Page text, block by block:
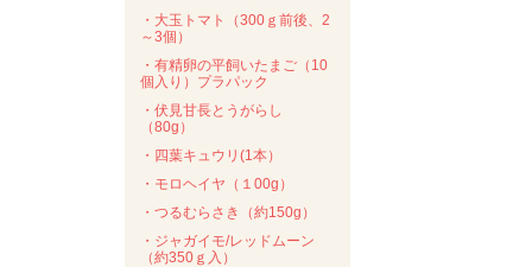
・大玉トマト（300ｇ前後、2
～3個）
・有精卵の平飼いたまご（10
個入り）プラパック
・伏見甘長とうがらし
（80g）
・四葉キュウリ(1本）
・モロヘイヤ（１00g）
・つるむらさき（約150g）
・ジャガイモ/レッドムーン
（約350ｇ入）